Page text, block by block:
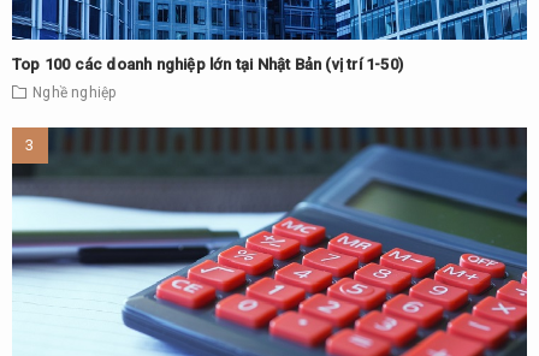
Top 100 các doanh nghiệp lớn tại Nhật Bản (vị trí 1-50)
Nghề nghiệp